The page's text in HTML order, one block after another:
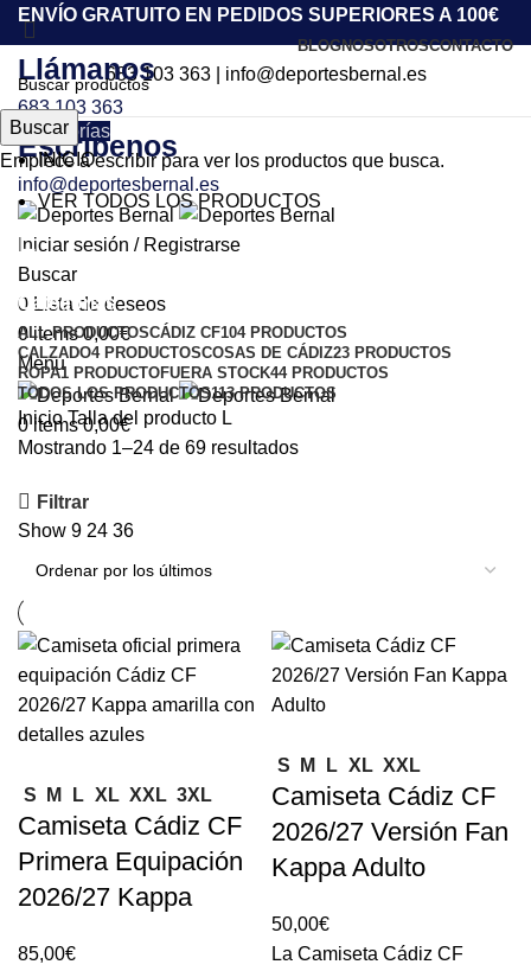
ENVÍO GRATUITO EN PEDIDOS SUPERIORES A 100€
BLOGNOSOTROSCONTACTO
683 103 363| info@deportesbernal.es
Llámanos
683 103 363
Escríbenos
info@deportesbernal.es
Iniciar sesión / Registrarse
Buscar
0 Lista de deseos
0items 0,00€
Menu
0items 0,00€
Categorías
INICIO
VER TODOS LOS PRODUCTOS
L
Categorías
ALL PRODUCTOSCÁDIZ CF104 PRODUCTOS
CALZADO4 PRODUCTOSCOSAS DE CÁDIZ23 PRODUCTOS
ROPA1 PRODUCTOFUERA STOCK44 PRODUCTOS
TODOS LOS PRODUCTOS113 PRODUCTOS
InicioTalla del producto L
Mostrando 1–24 de 69 resultados
Filtrar
Show 9 24 36
S M L XL XXL 3XL
Camiseta Cádiz CF
Primera Equipación
2026/27 Kappa
85,00€
S M L XL XXL
Camiseta Cádiz CF
2026/27 Versión Fan
Kappa Adulto
50,00€
La Camiseta Cádiz CF
Buscar
Empiece a escribir para ver los productos que busca.